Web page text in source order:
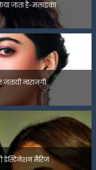
जाता है-मलाइका
नाराजगी
मैरिज